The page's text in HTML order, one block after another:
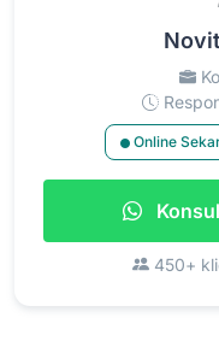
Online
450+